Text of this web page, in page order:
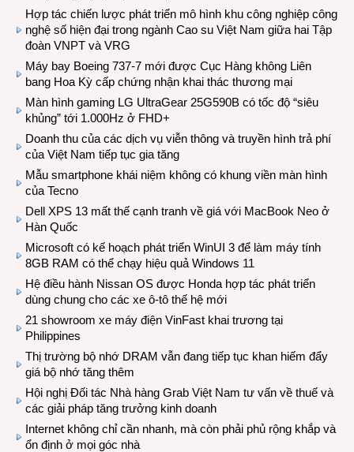
Hợp tác chiến lược phát triển mô hình khu công nghiệp công
nghệ số hiện đại trong ngành Cao su Việt Nam giữa hai Tập
đoàn VNPT và VRG
Máy bay Boeing 737-7 mới được Cục Hàng không Liên
bang Hoa Kỳ cấp chứng nhận khai thác thương mại
Màn hình gaming LG UltraGear 25G590B có tốc độ “siêu
khủng” tới 1.000Hz ở FHD+
Doanh thu của các dịch vụ viễn thông và truyền hình trả phí
của Việt Nam tiếp tục gia tăng
Mẫu smartphone khái niệm không có khung viền màn hình
của Tecno
Dell XPS 13 mất thế cạnh tranh về giá với MacBook Neo ở
Hàn Quốc
Microsoft có kế hoạch phát triển WinUI 3 để làm máy tính
8GB RAM có thể chạy hiệu quả Windows 11
Hệ điều hành Nissan OS được Honda hợp tác phát triển
dùng chung cho các xe ô-tô thế hệ mới
21 showroom xe máy điện VinFast khai trương tại
Philippines
Thị trường bộ nhớ DRAM vẫn đang tiếp tục khan hiếm đẩy
giá bộ nhớ tăng thêm
Hội nghị Đối tác Nhà hàng Grab Việt Nam tư vấn về thuế và
các giải pháp tăng trưởng kinh doanh
Internet không chỉ cần nhanh, mà còn phải phủ rộng khắp và
ổn định ở mọi góc nhà